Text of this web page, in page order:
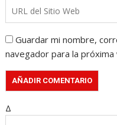
Guardar mi nombre,
navegador para la
Δ